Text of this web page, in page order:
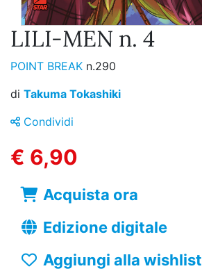
LILI-MEN n. 4
POINT BREAK n.290
di Takuma Tokashiki
Condividi
€ 6,90
Acquista ora
Edizione digitale
Aggiungi alla wishlist